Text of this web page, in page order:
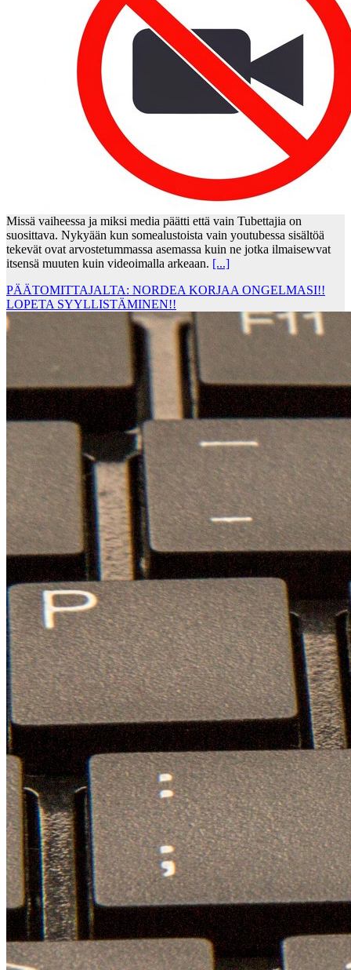
Missä vaiheessa ja miksi media päätti että vain Tubettajia on
suosittava. Nykyään kun somealustoista vain youtubessa sisältöä
tekevät ovat arvostetummassa asemassa kuin ne jotka ilmaisewvat
itsensä muuten kuin videoimalla arkeaan. [...]
PÄÄTOMITTAJALTA: NORDEA KORJAA ONGELMASI!!
LOPETA SYYLLISTÄMINEN!!